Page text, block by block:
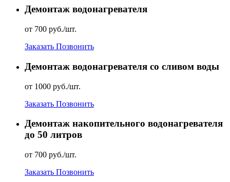
Демонтаж водонагревателя
от 700 руб./шт.
Заказать Позвонить
Демонтаж водонагревателя со сливом воды
от 1000 руб./шт.
Заказать Позвонить
Демонтаж накопительного водонагревателя
до 50 литров
от 700 руб./шт.
Заказать Позвонить